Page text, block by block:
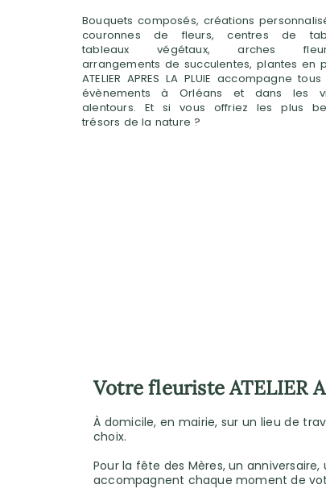
Bouquets composés, créations
couronnes de fleurs, centres de
tableaux végétaux, arches
arrangements de succulentes, plantes en
ATELIER APRES LA PLUIE accompagne
évènements à Orléans et dans les
alentours. Et si vous offriez les plus
trésors de la nature ?
Votre fleuriste ATELIER
À domicile, en mairie, sur un lieu de
choix.
Pour la fête des Mères, un
accompagnent chaque moment de